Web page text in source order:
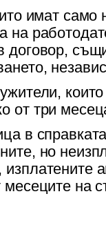
имат
на
договор,
от три
в
но
изплатените
месеците на